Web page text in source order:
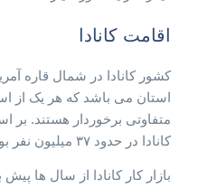
اقامت کانادا
استان می باشد که هر یک از
متفاوتی برخوردار هستند.
کانادا در حدود ۳۷ میلیون نفر بوده است.
بازار کار کانادا از سال ها